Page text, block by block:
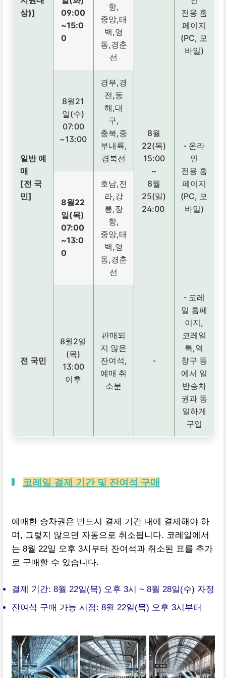
상)]
전용 홈
페이지
(PC, 모
바일)
09:00
~15:0
0
항,
중앙,태
백,영
동,경춘
선
일반 예
매
[전 국
민]
8월21
일(수)
07:00
~13:00
경부,경
전,동
해,대
구,
충북,중
부내륙,
경북선
8월
22(목)
15:00
~
8월
25(일)
24:00
- 온라
인
전용 홈
페이지
(PC, 모
바일)
8월22
일(목)
07:00
~13:0
0
호남,전
라,강
릉,장
항,
중앙,태
백,영
동,경춘
선
전 국민
8월2일
(목)
13:00
이후
판매되
지 않은
잔여석,
예매 취
소분
-
- 코레
일 홈페
이지,
코레일
톡,역
창구 등
에서 일
반승차
권과 동
일하게
구입
코레일 결제 기간 및 잔여석 구매
예매한 승차권은 반드시 결제 기간 내에 결제해야 하
며, 그렇지 않으면 자동으로 취소됩니다. 코레일에서
는 8월 22일 오후 3시부터 잔여석과 취소된 표를 추가
로 구매할 수 있습니다.
결제 기간: 8월 22일(목) 오후 3시 ~ 8월 28일(수) 자정
잔여석 구매 가능 시점: 8월 22일(목) 오후 3시부터